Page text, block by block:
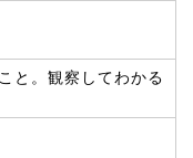
と。観察してわかる